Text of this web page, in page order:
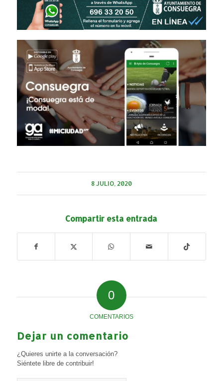
8 JULIO, 2020
Compartir esta entrada
0
COMENTARIOS
Dejar un comentario
¿Quieres unirte a la conversación?
Siéntete libre de contribuir!